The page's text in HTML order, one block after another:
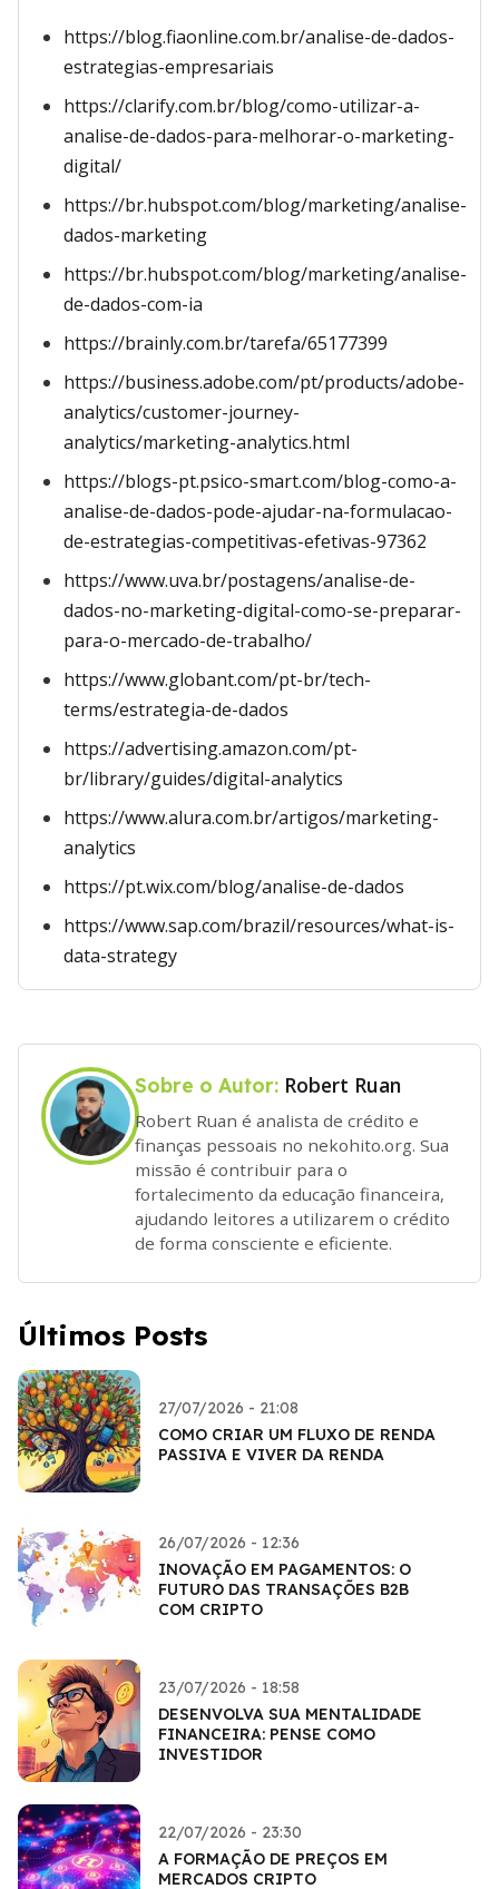
https://blog.fiaonline.com.br/analise-de-dados-
estrategias-empresariais
https://clarify.com.br/blog/como-utilizar-a-
analise-de-dados-para-melhorar-o-marketing-
digital/
https://br.hubspot.com/blog/marketing/analise-
dados-marketing
https://br.hubspot.com/blog/marketing/analise-
de-dados-com-ia
https://brainly.com.br/tarefa/65177399
https://business.adobe.com/pt/products/adobe-
analytics/customer-journey-
analytics/marketing-analytics.html
https://blogs-pt.psico-smart.com/blog-como-a-
analise-de-dados-pode-ajudar-na-formulacao-
de-estrategias-competitivas-efetivas-97362
https://www.uva.br/postagens/analise-de-
dados-no-marketing-digital-como-se-preparar-
para-o-mercado-de-trabalho/
https://www.globant.com/pt-br/tech-
terms/estrategia-de-dados
https://advertising.amazon.com/pt-
br/library/guides/digital-analytics
https://www.alura.com.br/artigos/marketing-
analytics
https://pt.wix.com/blog/analise-de-dados
https://www.sap.com/brazil/resources/what-is-
data-strategy
Sobre o Autor: Robert Ruan
Robert Ruan é analista de crédito e
finanças pessoais no nekohito.org. Sua
missão é contribuir para o
fortalecimento da educação financeira,
ajudando leitores a utilizarem o crédito
de forma consciente e eficiente.
Últimos Posts
27/07/2026 - 21:08
COMO CRIAR UM FLUXO DE RENDA
PASSIVA E VIVER DA RENDA
26/07/2026 - 12:36
INOVAÇÃO EM PAGAMENTOS: O
FUTURO DAS TRANSAÇÕES B2B
COM CRIPTO
23/07/2026 - 18:58
DESENVOLVA SUA MENTALIDADE
FINANCEIRA: PENSE COMO
INVESTIDOR
22/07/2026 - 23:30
A FORMAÇÃO DE PREÇOS EM
MERCADOS CRIPTO